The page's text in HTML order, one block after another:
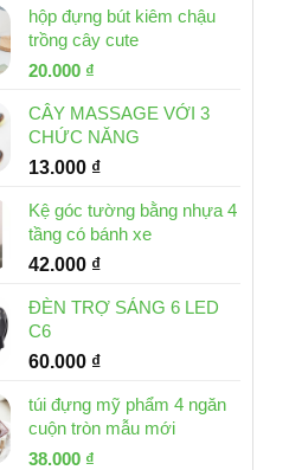
hộp đựng bút kiêm chậu
trồng cây cute
Giá
là:
30.000 ₫.
20.000 ₫
tại
là:
20.000 ₫.
CÂY MASSAGE VỚI 3
CHỨC NĂNG
13.000 ₫
Kệ góc tường bằng nhựa 4
tầng có bánh xe
42.000 ₫
ĐÈN TRỢ SÁNG 6 LED
C6
60.000 ₫
túi đựng mỹ phẩm 4 ngăn
cuộn tròn mẫu mới
Giá
38.000 ₫